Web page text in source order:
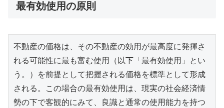
最有効使用の原則
不動産の価格は、その不動産の効用が最高度に発揮さ
れる可能性に最も富む使用（以下「最有効使用」とい
う。）を前提として把握される価格を標準として形成
される。この場合の最有効使用は、現実の社会経済情
勢の下で客観的にみて、良識と通常の使用能力を持つ